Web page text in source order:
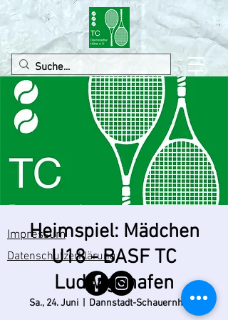
Heimspiel: Mädchen
U18 - BASF TC
Ludwigshafen
Sa., 24. Juni Dannstadt-Schauernheim
Impressum
Datenschutzerklärung